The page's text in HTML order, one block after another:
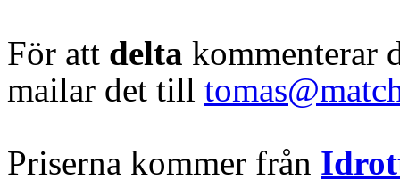
För att delta kommenterar
mailar det till
Priserna kommer från